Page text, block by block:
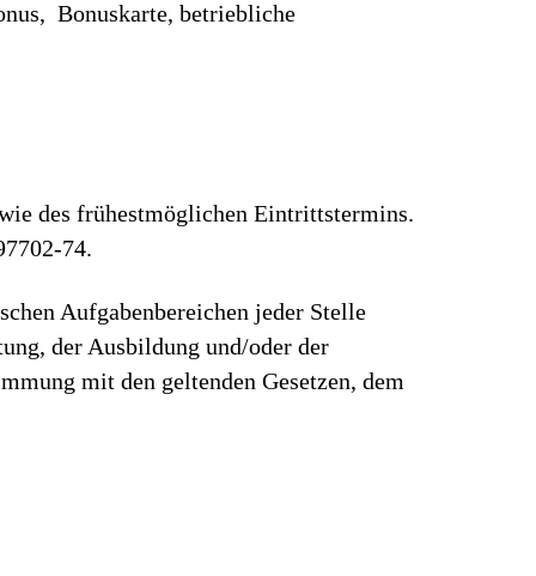
Bonuskarte, betriebliche
des frühestmöglichen Eintrittstermins.
74.
Aufgabenbereichen jeder Stelle
der Ausbildung und/oder der
mit den geltenden Gesetzen, dem